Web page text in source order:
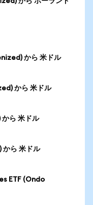
から 米ドル
から 米ドル
ら 米ドル
ら 米ドル
ETF (Ondo